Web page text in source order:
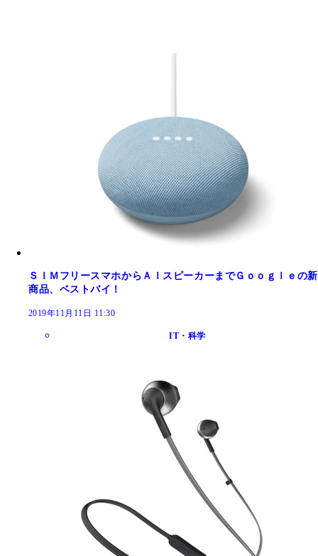
ＳＩＭフリースマホからＡＩスピーカーまでＧｏｏｇｌｅの新
商品、ベストバイ！
2019年11月11日 11:30
IT・科学